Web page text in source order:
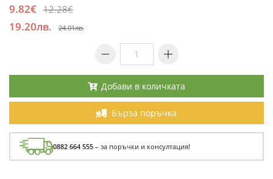
9.82€ 12.28€
19.20лв. 24.01лв.
Добави в количката
Бърза поръчка
0882 664 555 – за поръчки и консултация!